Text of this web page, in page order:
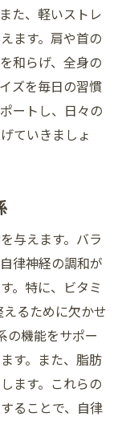
た、軽いストレ
ます。肩や首の
和らげ、全身の
ズを毎日の習慣
ートし、日々の
ていきましょ
与えます。バラ
律神経の調和が
。特に、ビタミ
るために欠かせ
の機能をサポー
す。また、脂肪
ます。これらの
ることで、自律